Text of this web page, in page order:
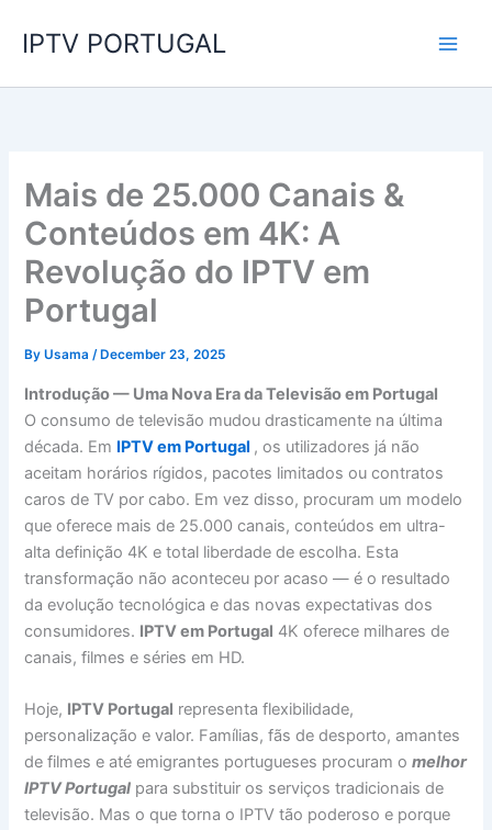
IPTV PORTUGAL
Mais de 25.000 Canais &
Conteúdos em 4K: A
Revolução do IPTV em
Portugal
ByUsama/ December 23, 2025
Introdução — Uma Nova Era da Televisão em Portugal
O consumo de televisão mudou drasticamente na última
década. Em IPTV em Portugal , os utilizadores já não
aceitam horários rígidos, pacotes limitados ou contratos
caros de TV por cabo. Em vez disso, procuram um modelo
que oferece mais de 25.000 canais, conteúdos em ultra-
alta definição 4K e total liberdade de escolha. Esta
transformação não aconteceu por acaso — é o resultado
da evolução tecnológica e das novas expectativas dos
consumidores. IPTV em Portugal 4K oferece milhares de
canais, filmes e séries em HD.
Hoje, IPTV Portugal representa flexibilidade,
personalização e valor. Famílias, fãs de desporto, amantes
de filmes e até emigrantes portugueses procuram omelhor
IPTV Portugal para substituir os serviços tradicionais de
televisão. Mas o que torna o IPTV tão poderoso e porque